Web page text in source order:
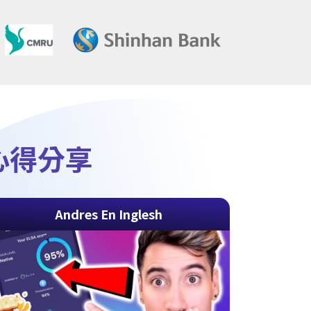
分享
Andres En Inglesh